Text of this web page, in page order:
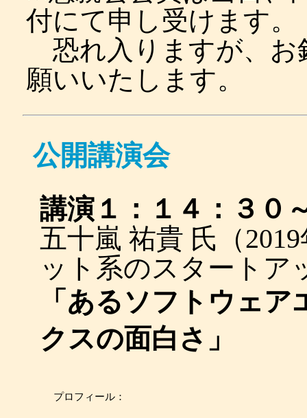
付にて申し受けます。
恐れ入りますが、お
願いいたします。
公開講演会
講演１：１４：３０
五十嵐 祐貴 氏（
ット系のスタートア
「あるソフトウェ
クスの面白さ」
プロフィール：